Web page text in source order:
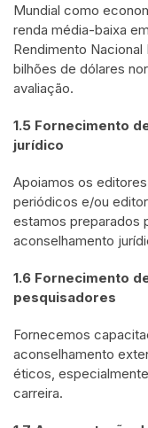
Mundial como
renda média-baixa
Rendimento
bilhões de dólares
avaliação.
1.5 Fornecimento
jurídico
Apoiamos os
periódicos e/ou
estamos preparados
aconselhamento
1.6 Fornecimento
pesquisadores
Fornecemos
aconselhamento
éticos,
carreira.